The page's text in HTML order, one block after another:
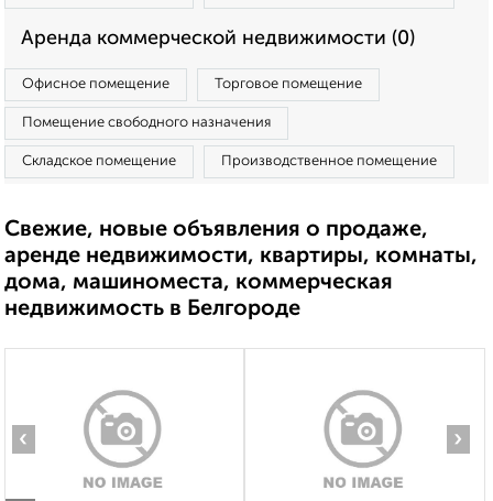
Аренда коммерческой недвижимости (0)
Офисное помещение Торговое помещение
Помещение свободного назначения
Складское помещение Производственное помещение
Свежие, новые объявления о продаже,
аренде недвижимости, квартиры, комнаты,
дома, машиноместа, коммерческая
недвижимость в Белгороде
‹ ›